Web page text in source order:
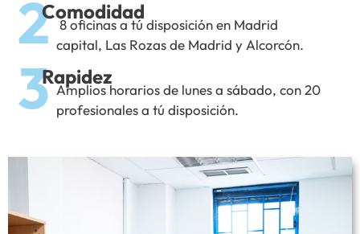
2Comodidad
8 oficinas a tú disposición en Madrid
capital, Las Rozas de Madrid y Alcorcón.
3Rapidez
Amplios horarios de lunes a sábado, con 20
profesionales a tú disposición.